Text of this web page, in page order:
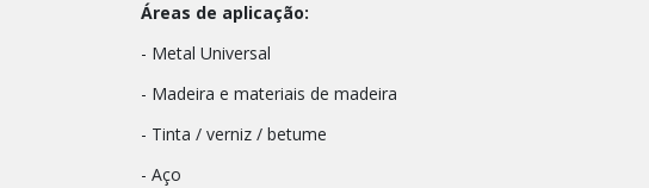
Áreas de aplicação:
- Metal Universal
- Madeira e materiais de madeira
- Tinta / verniz / betume
- Aço